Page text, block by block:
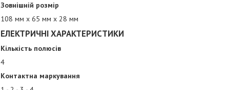
Зовнішній розмір
108 мм x 65 мм x 28 мм
ЕЛЕКТРИЧНІ ХАРАКТЕРИСТИКИ
Кількість полюсів
4
Контактна маркування